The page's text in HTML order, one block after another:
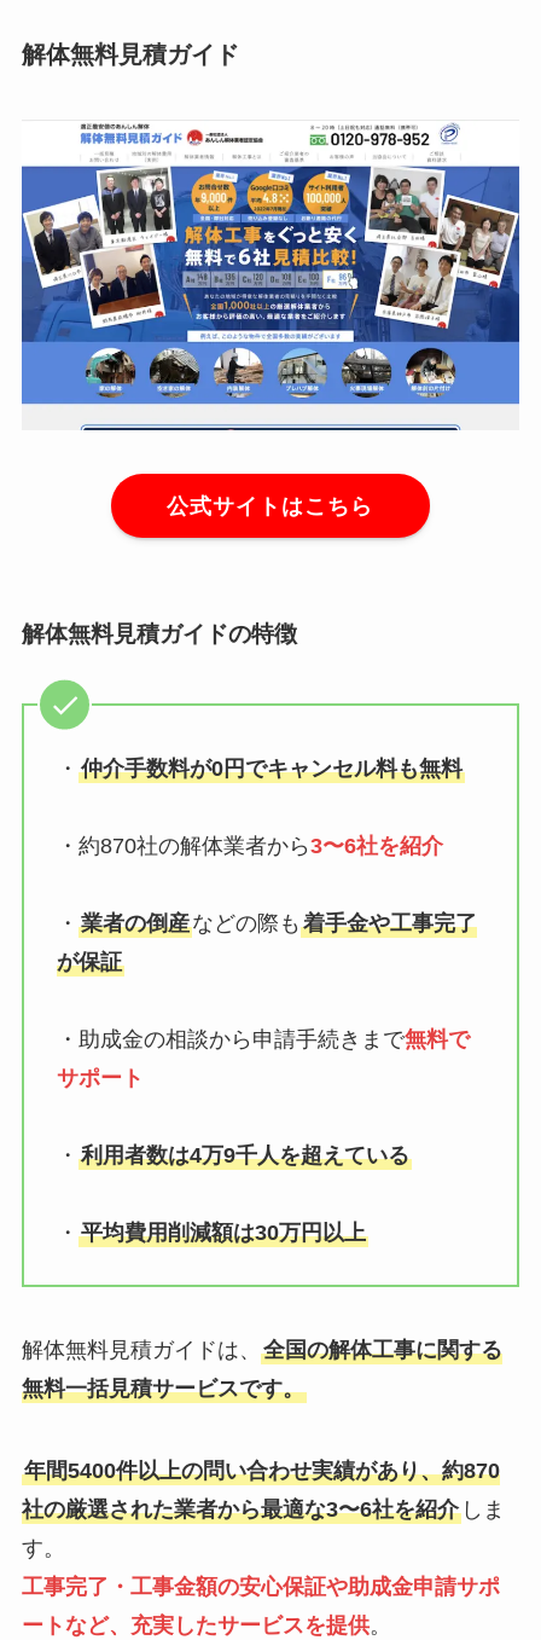
解体無料見積ガイド
公式サイトはこちら
解体無料見積ガイドの特徴
・ 仲介手数料が0円でキャンセル料も無料
・約870社の解体業者から3〜6社を紹介
・ 業者の倒産などの際も 着手金や工事完了
が保証
・助成金の相談から申請手続きまで無料で
サポート
・ 利用者数は4万9千人を超えている
・ 平均費用削減額は30万円以上
解体無料見積ガイドは、 全国の解体工事に関する
無料一括見積サービスです。
年間5400件以上の問い合わせ実績があり、約870
社の厳選された業者から最適な3〜6社を紹介しま
す。
工事完了・工事金額の安心保証や助成金申請サポ
ートなど、充実したサービスを提供。